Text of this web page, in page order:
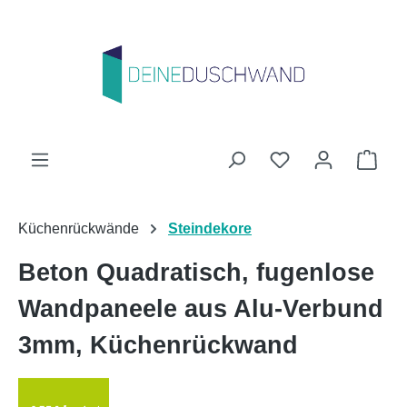
Du hast 0
Küchenrückwände Steindekore
Beton Quadratisch, fugenlose
Wandpaneele aus Alu-Verbund
3mm, Küchenrückwand